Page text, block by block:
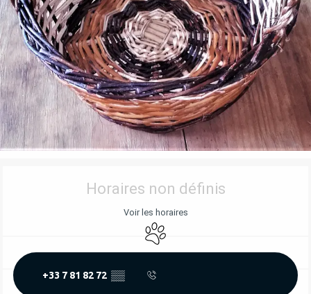
OUVERTURE ET COORDONNÉES
Horaires non définis
Voir les horaires
Animaux acceptés
+33 7 81 82 72 ▒▒